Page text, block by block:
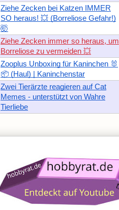
Ziehe Zecken bei Katzen IMMER
SO heraus! 💥 (Borreliose Gefahr!)
🤯
Ziehe Zecken immer so heraus, um
Borreliose zu vermeiden 💥
Zooplus Unboxing für Kaninchen 🐰
📦 (Haul) | Kaninchenstar
Zwei Tierärzte reagieren auf Cat
Memes - unterstützt von Wahre
Tierliebe